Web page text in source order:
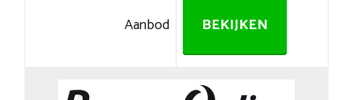
Aanbod BEKIJKEN